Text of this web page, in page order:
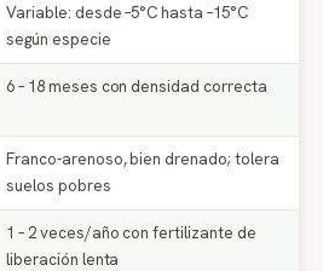
Variable: desde –5°C hasta –15°C
según especie
6 – 18 meses con densidad correcta
Franco-arenoso, bien drenado; tolera
suelos pobres
1 – 2 veces/año con fertilizante de
liberación lenta